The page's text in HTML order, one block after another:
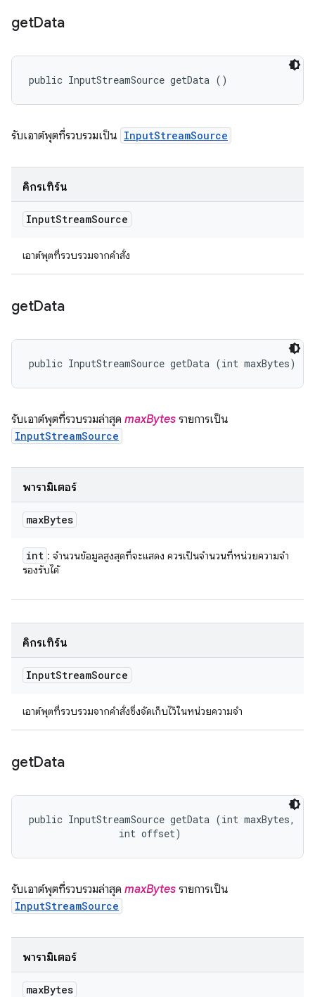
getData
public InputStreamSource getData ()
รับเอาต์พุตที่รวบรวมเป็น InputStreamSource
คิกรีเทิร์น
InputStreamSource
เอาต์พุตที่รวบรวมจากคําสั่ง
getData
public InputStreamSource getData (int maxBytes)
รับเอาต์พุตที่รวบรวมล่าสุด maxBytes รายการเป็น
InputStreamSource
พารามิเตอร์
maxBytes
int : จํานวนข้อมูลสูงสุดที่จะแสดง ควรเป็นจำนวนที่หน่วยความจํา
รองรับได้
คิกรีเทิร์น
InputStreamSource
เอาต์พุตที่รวบรวมจากคําสั่งซึ่งจัดเก็บไว้ในหน่วยความจํา
getData
public InputStreamSource getData (int maxBytes,
                int offset)
รับเอาต์พุตที่รวบรวมล่าสุด maxBytes รายการเป็น
InputStreamSource
พารามิเตอร์
maxBytes